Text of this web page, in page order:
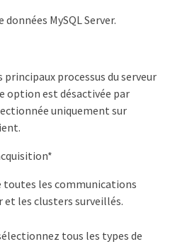
données MySQL Server.
processus du serveur
option est désactivée par
uniquement sur
toutes les communications
et les clusters surveillés.
tous les types de